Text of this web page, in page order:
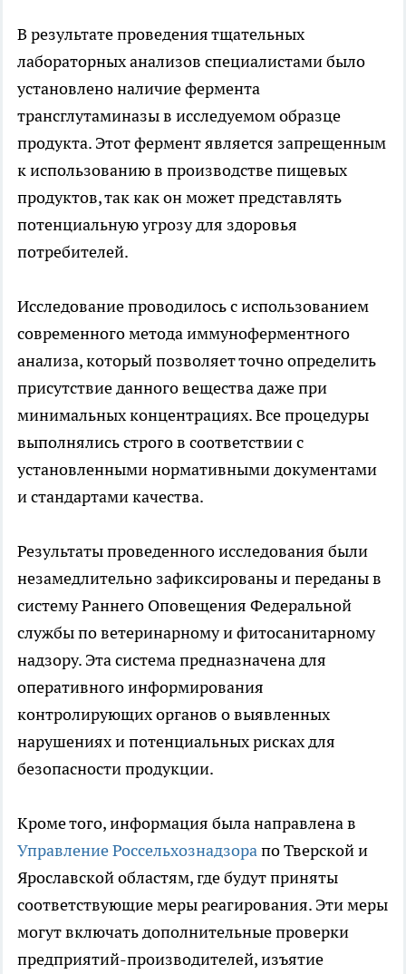
В результате проведения тщательных
лабораторных анализов специалистами было
установлено наличие фермента
трансглутаминазы в исследуемом образце
продукта. Этот фермент является запрещенным
к использованию в производстве пищевых
продуктов, так как он может представлять
потенциальную угрозу для здоровья
потребителей.
Исследование проводилось с использованием
современного метода иммуноферментного
анализа, который позволяет точно определить
присутствие данного вещества даже при
минимальных концентрациях. Все процедуры
выполнялись строго в соответствии с
установленными нормативными документами
и стандартами качества.
Результаты проведенного исследования были
незамедлительно зафиксированы и переданы в
систему Раннего Оповещения Федеральной
службы по ветеринарному и фитосанитарному
надзору. Эта система предназначена для
оперативного информирования
контролирующих органов о выявленных
нарушениях и потенциальных рисках для
безопасности продукции.
Кроме того, информация была направлена в
Управление Россельхознадзорапо Тверской и
Ярославской областям, где будут приняты
соответствующие меры реагирования. Эти меры
могут включать дополнительные проверки
предприятий-производителей, изъятие